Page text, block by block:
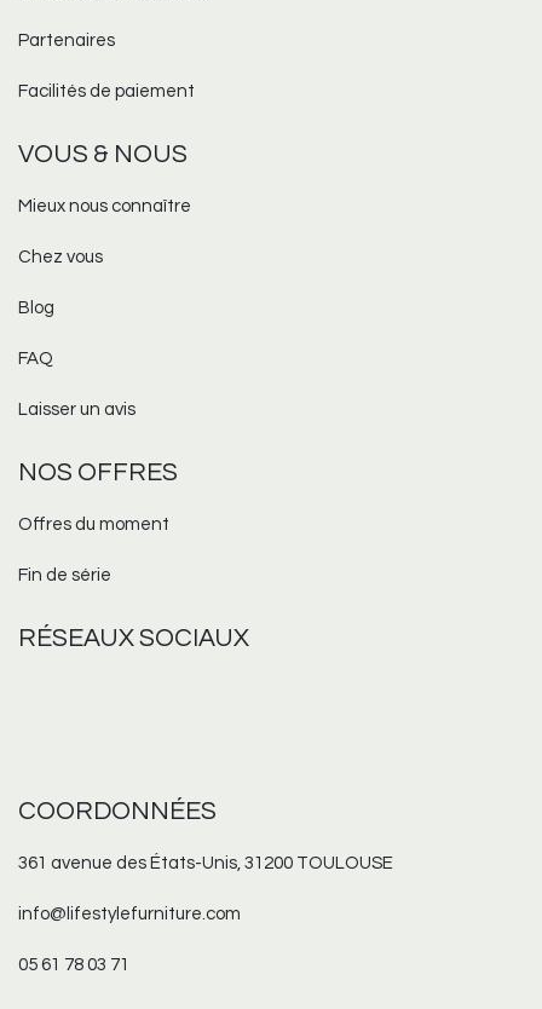
Partenaires
Facilités de paiement
VOUS & NOUS
Mieux nous connaître
Chez vous
Blog
FAQ
Laisser un avis
NOS OFFRES
Offres du moment
Fin de série
RÉSEAUXSOCIAUX
COORDONNÉES
361 avenue des États-Unis, 31200 TOULOUSE
info@lifestylefurniture.com
05 61 78 03 71